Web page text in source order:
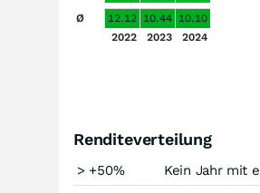
Ø
12.12 10.44 10.10
2022
2023 2024
Renditeverteilung
> +50%
Kein Jahr mit